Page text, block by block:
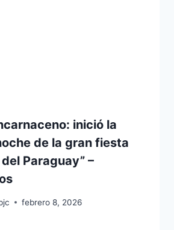
inició la
de la gran fiesta
Paraguay” –
febrero 8, 2026